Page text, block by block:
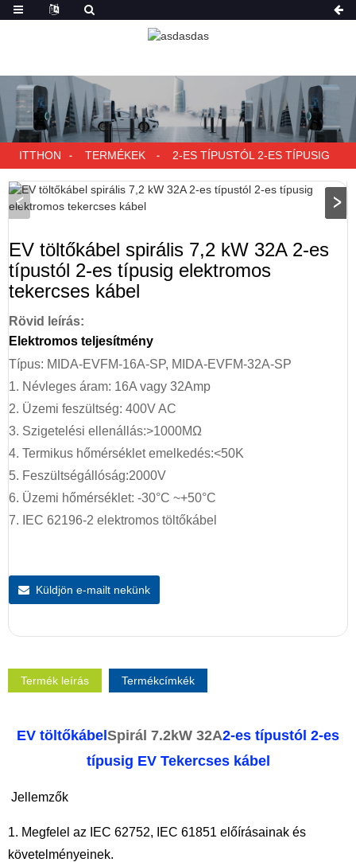
ITTHON TERMÉKEK 2-ES TÍPUSTÓL 2-ES TÍPUSIG
EV töltőkábel spirális 7,2 kW 32A 2-es
típustól 2-es típusig elektromos
tekercses kábel
Rövid leírás:
Elektromos teljesítmény
Típus: MIDA-EVFM-16A-SP, MIDA-EVFM-32A-SP
1. Névleges áram: 16A vagy 32Amp
2. Üzemi feszültség: 400V AC
3. Szigetelési ellenállás:>1000MΩ
4. Termikus hőmérséklet emelkedés:<50K
5. Feszültségállóság:2000V
6. Üzemi hőmérséklet: -30°C ~+50°C
7. IEC 62196-2 elektromos töltőkábel
Küldjön e-mailt nekünk
Termék leírás Termékcímkék
EV töltőkábel Spirál 7.2kW 32A2-es típustól 2-es
típusig EV Tekercses kábel
Jellemzők
1. Megfelel az IEC 62752, IEC 61851 előírásainak és
követelményeinek.